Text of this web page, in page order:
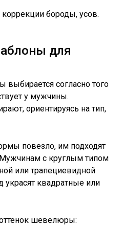
бороды, усов.
для
выбирается согласно того
у мужчины.
ориентируясь на тип,
повезло, им подходят
с круглым типом
или трапециевидной
украсят квадратные или
шевелюры: